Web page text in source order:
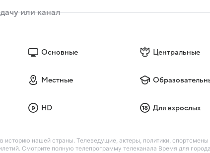
Основные Центральные
Местные
HD Для взрослых
нашей страны. Телеведущие, актеры, политики,
Смотрите полную телепрограмму телеканала Время для